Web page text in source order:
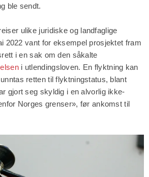
ble sendt.
ulike juridiske og landfaglige
2022 vant for eksempel prosjektet fram
i en sak om den såkalte
i utlendingsloven. En flyktning kan
retten til flyktningstatus, blant
gjort seg skyldig i en alvorlig ikke-
Norges grenser», før ankomst til